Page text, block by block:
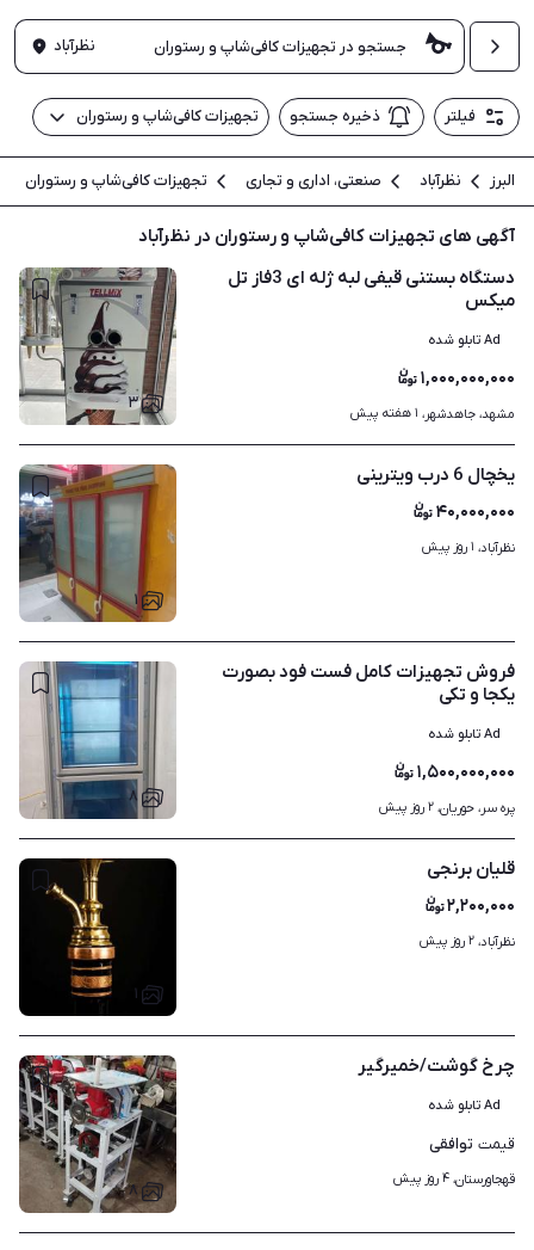
نظرآباد
فیلتر ذخیره جستجو تجهیزات کافی‌شاپ و رستوران
البرز نظرآباد صنعتی، اداری و تجاری تجهیزات کافی‌شاپ و رستوران
آگهی های تجهیزات کافی‌شاپ و رستوران در نظرآباد
۳
دستگاه بستنی قیفی لبه ژله ای 3فاز تل
میکس
Ad تابلو شده
۱,۰۰۰,۰۰۰,۰۰۰
مشهد، جاهدشهر، ۱ هفته پیش
۱
یخچال 6 درب ویترینی
۴۰,۰۰۰,۰۰۰
نظرآباد، ۱ روز پیش
۸
فروش تجهیزات کامل فست فود بصورت
یکجا و تکی
Ad تابلو شده
۱,۵۰۰,۰۰۰,۰۰۰
پره سر، حوریان، ۲ روز پیش
۱
قلیان برنجی
۲,۲۰۰,۰۰۰
نظرآباد، ۲ روز پیش
۸
چرخ گوشت/خمیرگیر
Ad تابلو شده
قیمت توافقی
قهجاورستان، ۴ روز پیش